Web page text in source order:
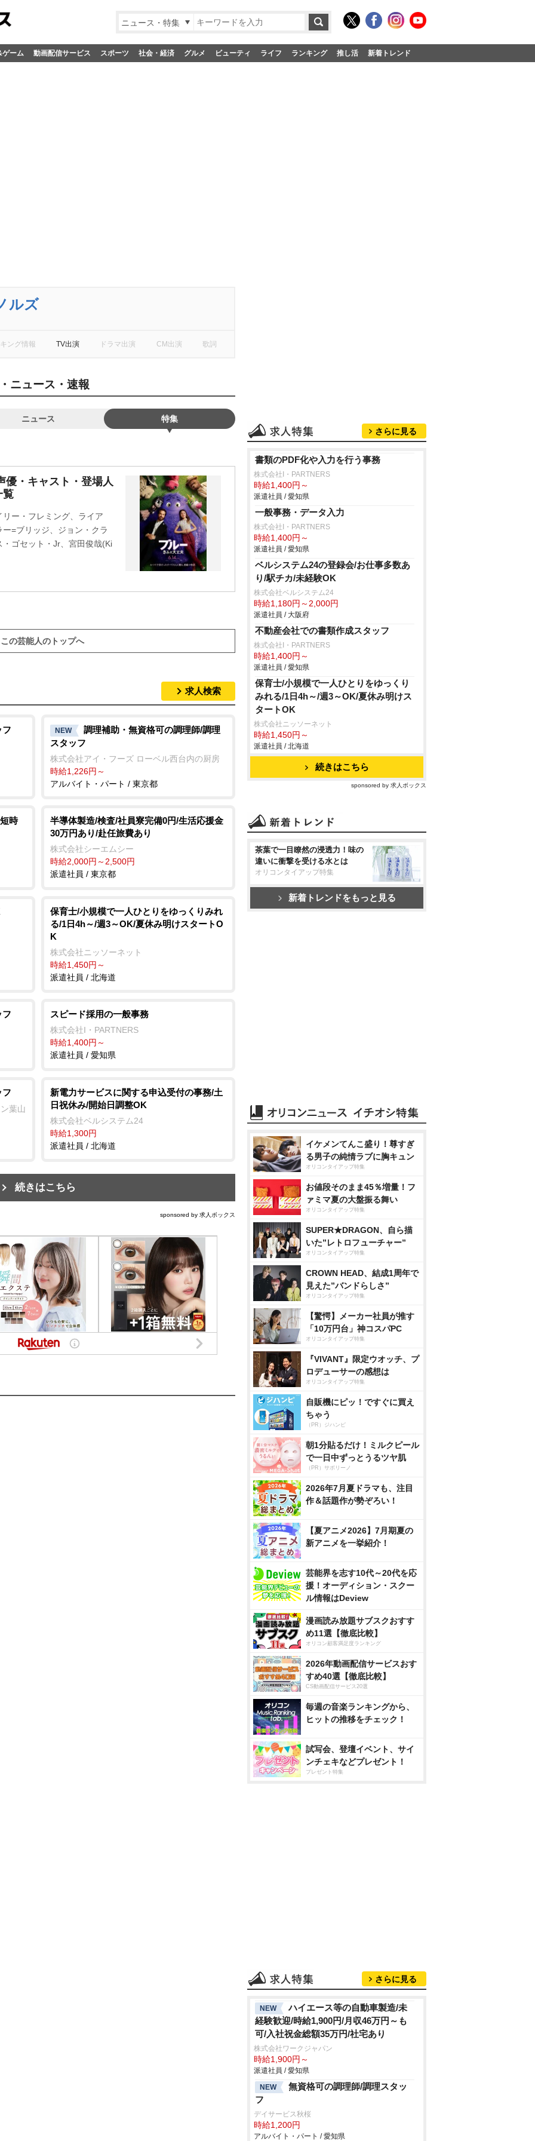
ニュース・特集
ゲーム 動画配信サービス スポーツ 社会・経済 グルメ ビューティ ライフ ランキング 推し活 新着トレンド
ルズ
ング情報 TV出演 ドラマ出演 CM出演 歌詞
ニュース・速報
ニュース 特集
優・キャスト・登場人
覧
ー・フレミング、ライア
=ブリッジ、ジョン・クラ
ゴセット・Jr、宮田俊哉(Ki
この芸能人のトップへ
求人検索
フ NEW
調理補助・無資格可の調理師/調理
スタッフ
株式会社アイ・フーズ ローベル西台内の厨房
時給1,226円～
アルバイト・パート / 東京都
時
半導体製造/検査/社員寮完備0円/生活応援金
30万円あり/赴任旅費あり
株式会社シーエムシー
時給2,000円～2,500円
派遣社員 / 東京都
保育士/小規模で一人ひとりをゆっくりみれ
る/1日4h～/週3～OK/夏休み明けスタートO
K
株式会社ニッソーネット
時給1,450円～
派遣社員 / 北海道
フ スピード採用の一般事務
株式会社I・PARTNERS
時給1,400円～
派遣社員 / 愛知県
フ
葉山
新電力サービスに関する申込受付の事務/土
日祝休み/開始日調整OK
株式会社ベルシステム24
時給1,300円
派遣社員 / 北海道
続きはこちら
sponsored by 求人ボックス
さらに見る
書類のPDF化や入力を行う事務
株式会社I・PARTNERS
時給1,400円～
派遣社員 / 愛知県
一般事務・データ入力
株式会社I・PARTNERS
時給1,400円～
派遣社員 / 愛知県
ベルシステム24の登録会/お仕事多数あ
り/駅チカ/未経験OK
株式会社ベルシステム24
時給1,180円～2,000円
派遣社員 / 大阪府
不動産会社での書類作成スタッフ
株式会社I・PARTNERS
時給1,400円～
派遣社員 / 愛知県
保育士/小規模で一人ひとりをゆっくり
みれる/1日4h～/週3～OK/夏休み明けス
タートOK
株式会社ニッソーネット
時給1,450円～
派遣社員 / 北海道
続きはこちら
sponsored by 求人ボックス
茶葉で一目瞭然の浸透力！味の
違いに衝撃を受ける水とは
オリコンタイアップ特集
新着トレンドをもっと見る
イケメンてんこ盛り！尊すぎ
る男子の純情ラブに胸キュン
オリコンタイアップ特集
お値段そのまま45％増量！フ
ァミマ夏の大盤振る舞い
オリコンタイアップ特集
SUPER★DRAGON、自ら描
いた”レトロフューチャー”
オリコンタイアップ特集
CROWN HEAD、結成1周年で
見えた”バンドらしさ”
オリコンタイアップ特集
【驚愕】メーカー社員が推す
「10万円台」神コスパPC
オリコンタイアップ特集
『VIVANT』限定ウオッチ、プ
ロデューサーの感想は
オリコンタイアップ特集
自販機にピッ！ですぐに買え
ちゃう
（PR）ジハンピ
朝1分貼るだけ！ミルクピール
で一日中ずっとうるツヤ肌
（PR）サボリーノ
2026年7月夏ドラマも、注目
作＆話題作が勢ぞろい！
【夏アニメ2026】7月期夏の
新アニメを一挙紹介！
芸能界を志す10代～20代を応
援！オーディション・スクー
ル情報はDeview
漫画読み放題サブスクおすす
め11選【徹底比較】
オリコン顧客満足度ランキング
2026年動画配信サービスおす
すめ40選【徹底比較】
CS動画配信サービス20選
毎週の音楽ランキングから、
ヒットの推移をチェック！
試写会、登壇イベント、サイ
ンチェキなどプレゼント！
プレゼント特集
さらに見る
NEW
ハイエース等の自動車製造/未
経験歓迎/時給1,900円/月収46万円～も
可/入社祝金総額35万円/社宅あり
株式会社ワークジャパン
時給1,900円～
派遣社員 / 愛知県
NEW
無資格可の調理師/調理スタッ
フ
デイサービス秋桜
時給1,200円
アルバイト・パート / 愛知県